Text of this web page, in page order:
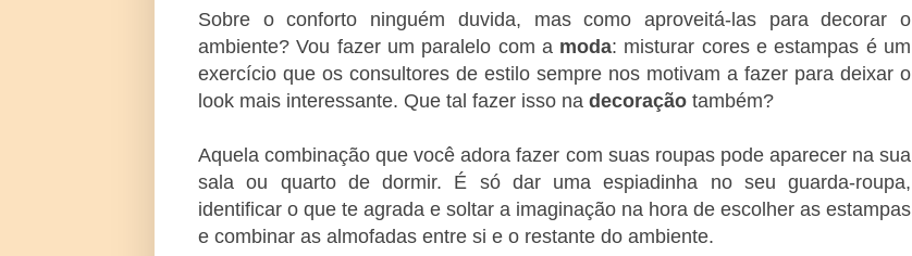
Sobre o conforto ninguém duvida, mas como aproveitá-las para decorar o
ambiente? Vou fazer um paralelo com a moda: misturar cores e estampas é um
exercício que os consultores de estilo sempre nos motivam a fazer para deixar o
look mais interessante. Que tal fazer isso na decoração também?
Aquela combinação que você adora fazer com suas roupas pode aparecer na sua
sala ou quarto de dormir. É só dar uma espiadinha no seu guarda-roupa,
identificar o que te agrada e soltar a imaginação na hora de escolher as estampas
e combinar as almofadas entre si e o restante do ambiente.